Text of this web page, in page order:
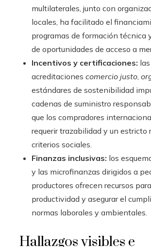
multilaterales, junto con
locales, ha facilitado el
programas de formación técnica
de oportunidades de acceso a
Incentivos y certificaciones: las
acreditaciones comercio justo
estándares de sostenibilidad
cadenas de suministro
que los compradores
requerir trazabilidad y un estricto
criterios sociales.
Finanzas inclusivas: los
y las microfinanzas dirigidos a
productores ofrecen recursos
productividad y asegurar el
normas laborales y ambientales.
Hallazgos visibles e